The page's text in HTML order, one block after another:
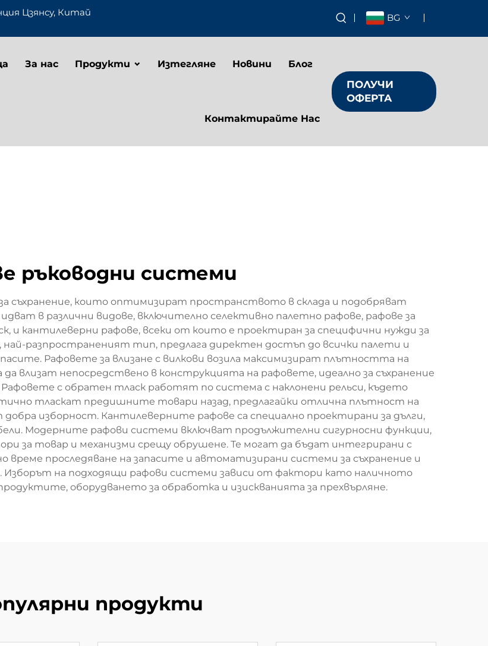
Цзянсу, Китай
BG
За нас Продукти Изтегляне Новини Блог
Контактирайте Нас
ПОЛУЧИ
ОФЕРТА
ръководни системи
съхранение, които оптимизират пространството в склада и подобряват
в различни видове, включително селективно палетно рафове, рафове за
и кантилеверни рафове, всеки от които е проектиран за специфични нужди за
разпространеният тип, предлага директен достъп до всички палети и
Рафовете за влизане с вилкови возила максимизират плътността на
да влизат непосредствено в конструкцията на рафовете, идеално за съхранение
с обратен тласк работят по система с наклонени рельси, където
тласкат предишните товари назад, предлагайки отлична плътност на
изборност. Кантилеверните рафове са специално проектирани за дълги,
Модерните рафови системи включват продължителни сигурносни функции,
за товар и механизми срещу обрушене. Те могат да бъдат интегрирани с
време проследяване на запасите и автоматизирани системи за съхранение и
Изборът на подходящи рафови системи зависи от фактори като наличното
оборудването за обработка и изискванията за прехвърляне.
продукти